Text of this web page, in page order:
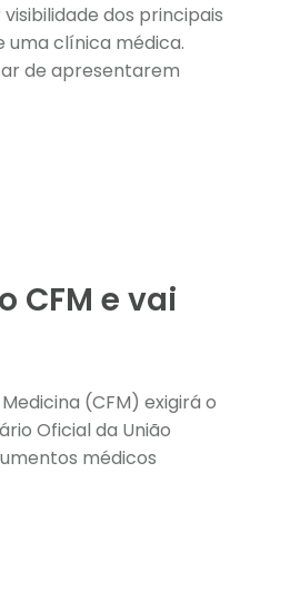
dos principais
de apresentarem
CFM e vai
(CFM) exigirá o
Oficial da União
médicos